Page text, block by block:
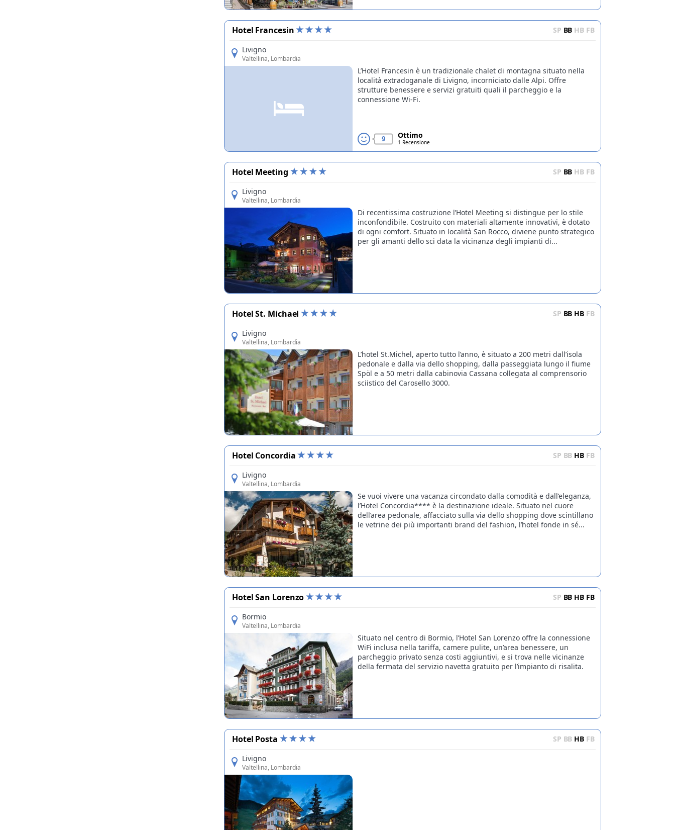
Hotel Francesin SP BB HB FB
Livigno
Valtellina, Lombardia
9 Ottimo
1 Recensione
L’Hotel Francesin è un tradizionale chalet di montagna situato nella
località extradoganale di Livigno, incorniciato dalle Alpi. Offre
strutture benessere e servizi gratuiti quali il parcheggio e la
connessione Wi-Fi.
Hotel Meeting SP BB HB FB
Livigno
Valtellina, Lombardia
Di recentissima costruzione l’Hotel Meeting si distingue per lo stile
inconfondibile. Costruito con materiali altamente innovativi, è dotato
di ogni comfort. Situato in località San Rocco, diviene punto strategico
per gli amanti dello sci data la vicinanza degli impianti di...
Hotel St. Michael SP BB HB FB
Livigno
Valtellina, Lombardia
L’hotel St.Michel, aperto tutto l’anno, è situato a 200 metri dall’isola
pedonale e dalla via dello shopping, dalla passeggiata lungo il fiume
Spöl e a 50 metri dalla cabinovia Cassana collegata al comprensorio
sciistico del Carosello 3000.
Hotel Concordia SP BB HB FB
Livigno
Valtellina, Lombardia
Se vuoi vivere una vacanza circondato dalla comodità e dall’eleganza,
l’Hotel Concordia**** è la destinazione ideale. Situato nel cuore
dell’area pedonale, affacciato sulla via dello shopping dove scintillano
le vetrine dei più importanti brand del fashion, l’hotel fonde in sé...
Hotel San Lorenzo SP BB HB FB
Bormio
Valtellina, Lombardia
Situato nel centro di Bormio, l’Hotel San Lorenzo offre la connessione
WiFi inclusa nella tariffa, camere pulite, un’area benessere, un
parcheggio privato senza costi aggiuntivi, e si trova nelle vicinanze
della fermata del servizio navetta gratuito per l’impianto di risalita.
Hotel Posta SP BB HB FB
Livigno
Valtellina, Lombardia